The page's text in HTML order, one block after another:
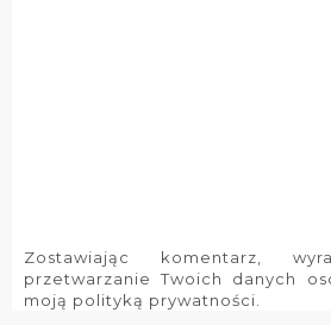
Zostawiając komentarz,
przetwarzanie Twoich danych
moją polityką prywatności.